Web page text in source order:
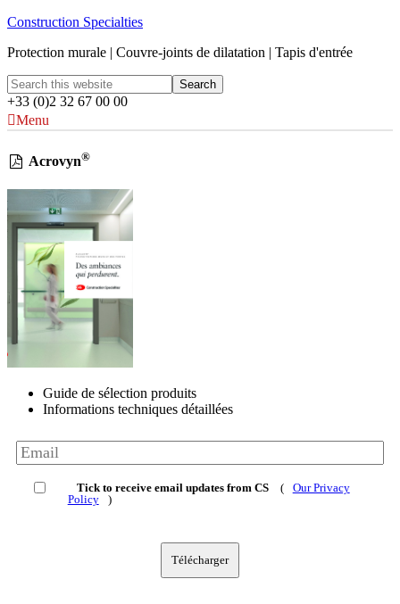
Construction Specialties
Protection murale | Couvre-joints de dilatation | Tapis d'entrée
+33 (0)2 32 67 00 00
Menu
Acrovyn®
Guide de sélection produits
Informations techniques détaillées
Tick to receive email updates from CS (
Our Privacy
Policy
)
Télécharger